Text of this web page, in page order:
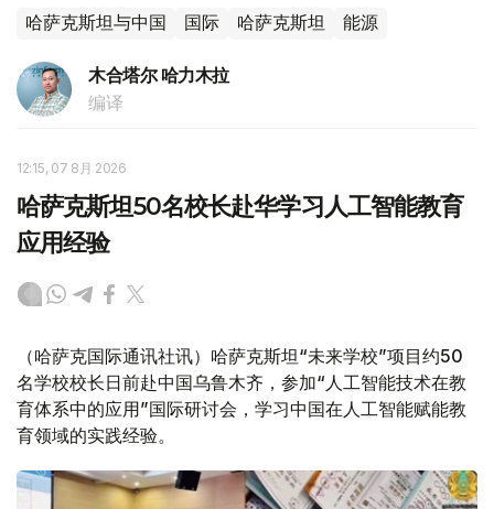
哈萨克斯坦与中国 国际 哈萨克斯坦 能源
木合塔尔 哈力木拉
编译
12:15, 07 8月 2026
哈萨克斯坦50名校长赴华学习人工智能教育
应用经验
（哈萨克国际通讯社讯）哈萨克斯坦“未来学校”项目约50
名学校校长日前赴中国乌鲁木齐，参加“人工智能技术在教
育体系中的应用”国际研讨会，学习中国在人工智能赋能教
育领域的实践经验。